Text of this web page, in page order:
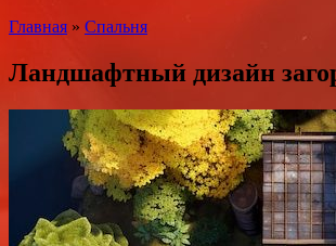
Главная » Спальня
Ландшафтный дизайн